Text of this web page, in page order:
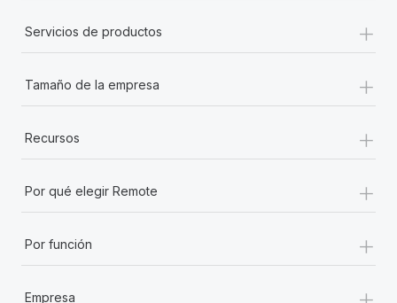
Servicios de productos +
Tamaño de la empresa +
Recursos +
Por qué elegir Remote +
Por función +
Empresa